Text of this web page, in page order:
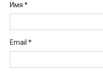
Имя *
Email *